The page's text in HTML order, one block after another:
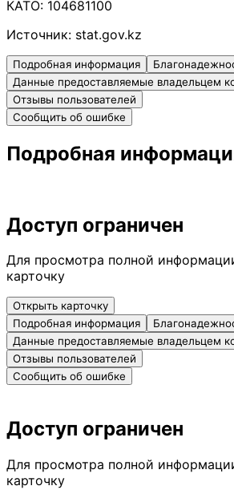
КАТО: 104681100
Источник: stat.gov.kz
Подробная информация
Данные предоставляемые владельцем
Отзывы пользователей
Сообщить об ошибке
Подробная
Доступ ограничен
Для просмотра полной
карточку
Открыть карточку
Подробная информация
Данные предоставляемые владельцем
Отзывы пользователей
Сообщить об ошибке
Доступ ограничен
Для просмотра полной
карточку